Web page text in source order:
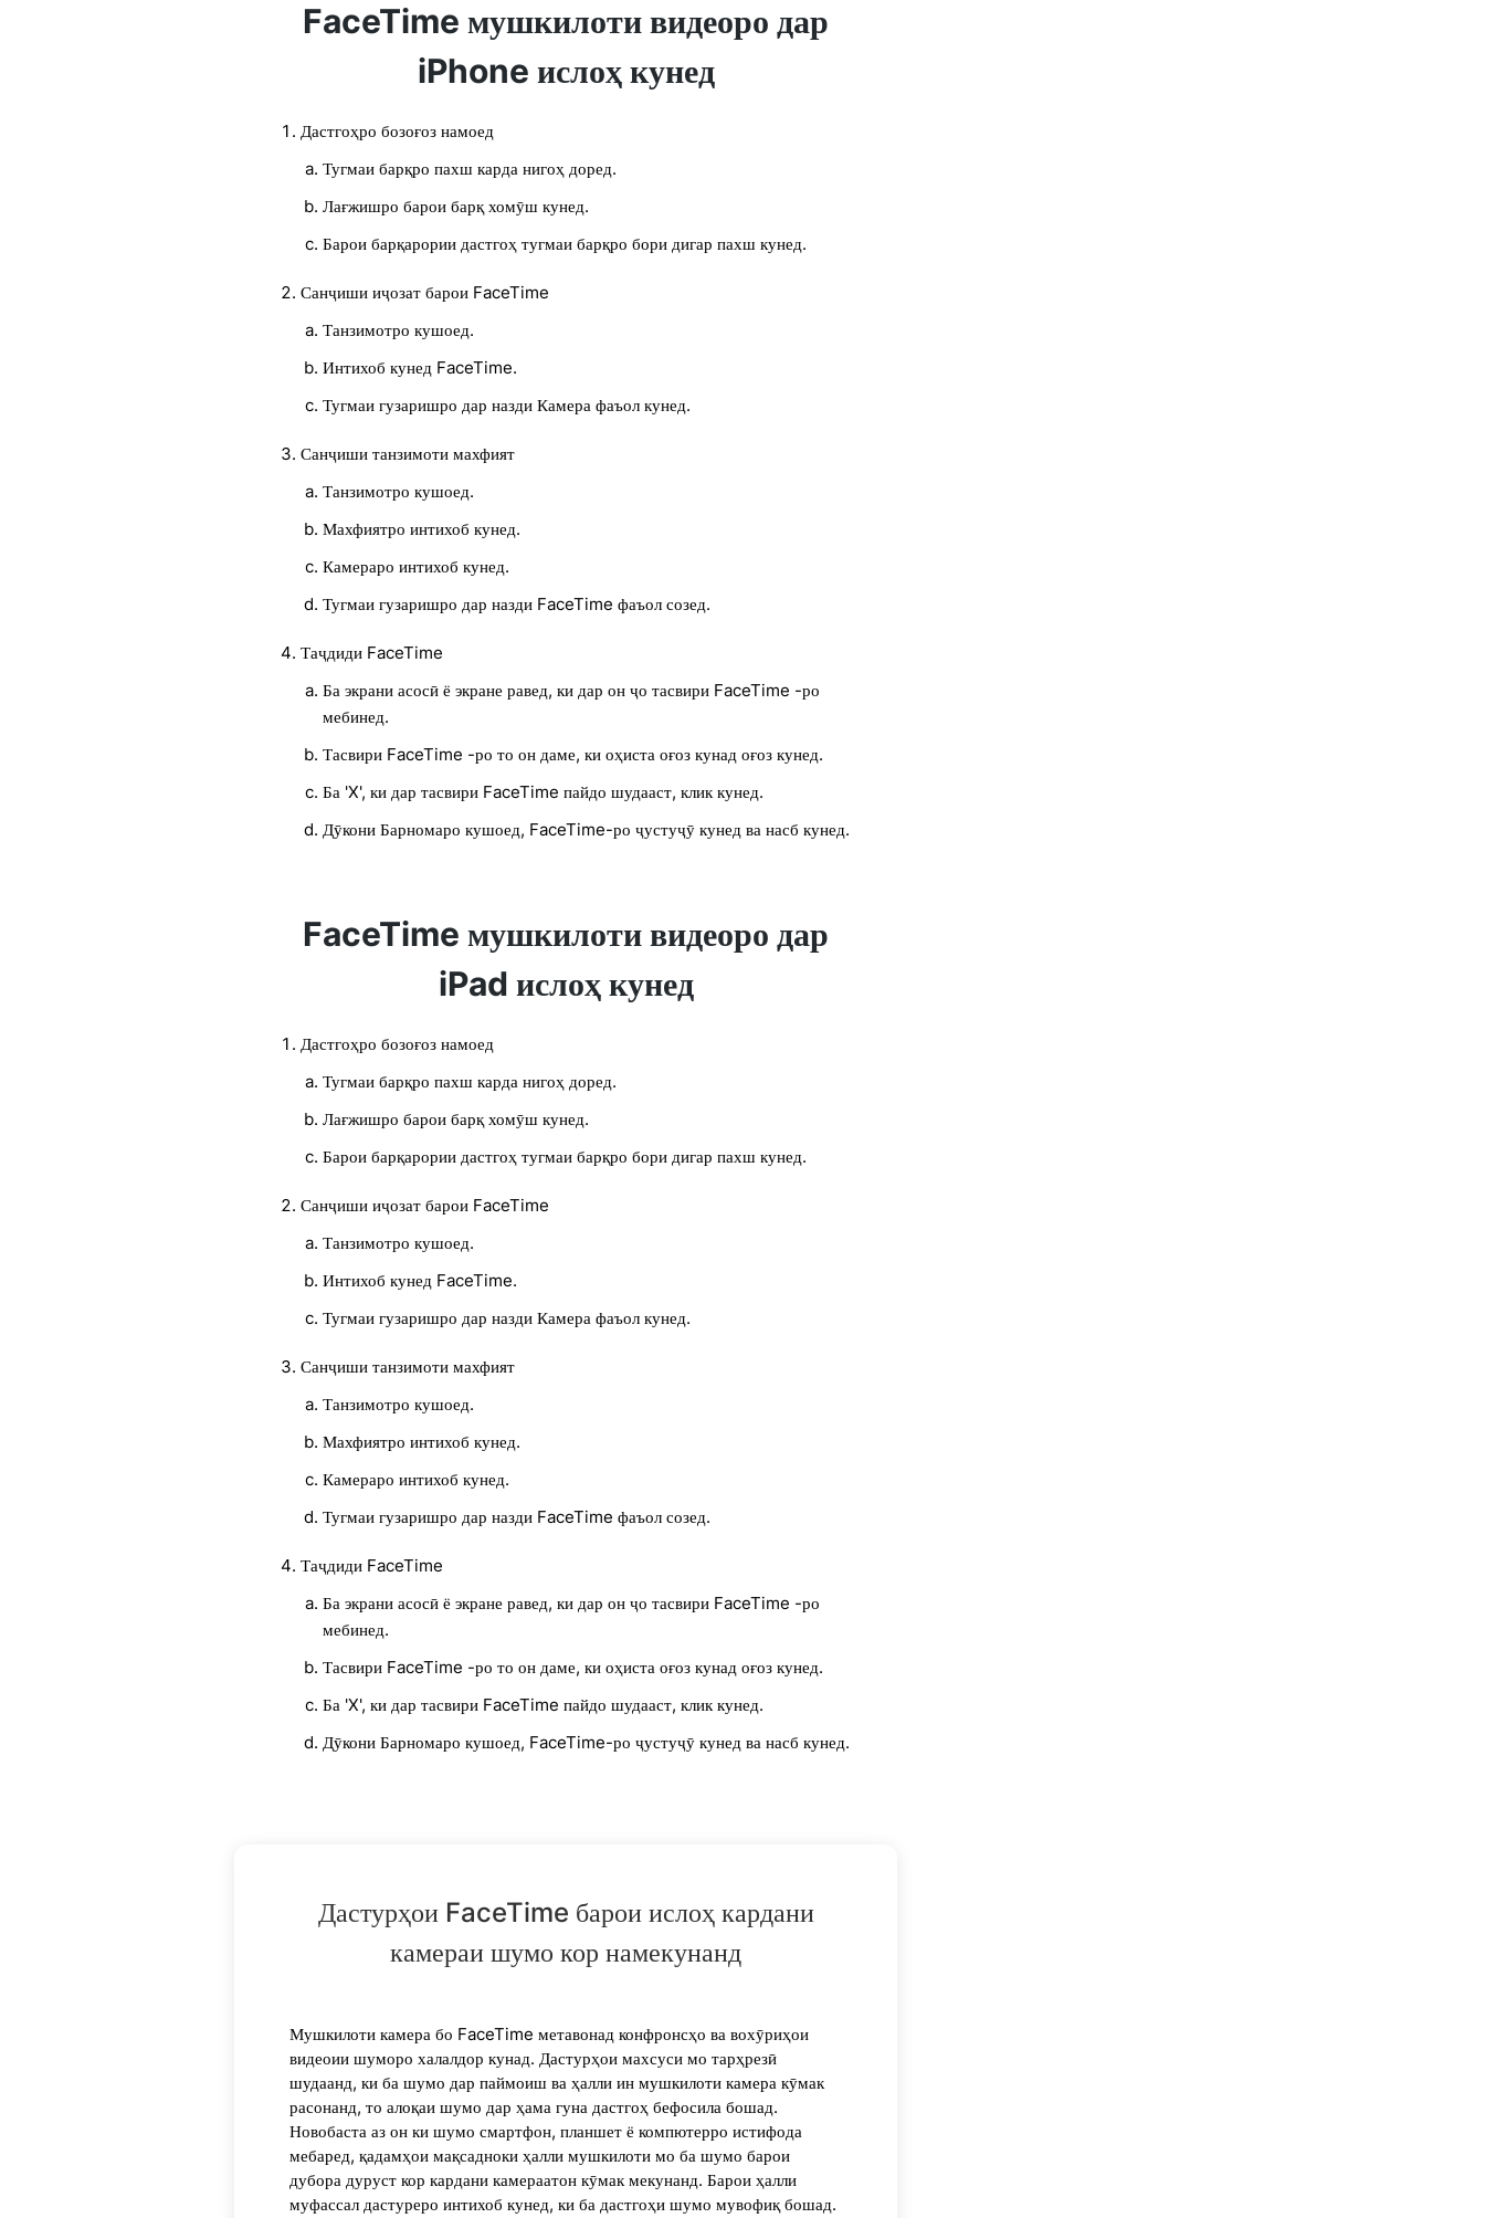
FaceTime мушкилоти видеоро дар
iPhone ислоҳ кунед
Дастгоҳро бозоғоз намоед
Тугмаи барқро пахш карда нигоҳ доред.
Лағжишро барои барқ хомӯш кунед.
Барои барқарории дастгоҳ тугмаи барқро бори дигар пахш кунед.
Санҷиши иҷозат барои FaceTime
Танзимотро кушоед.
Интихоб кунед FaceTime.
Тугмаи гузаришро дар назди Камера фаъол кунед.
Санҷиши танзимоти махфият
Танзимотро кушоед.
Махфиятро интихоб кунед.
Камераро интихоб кунед.
Тугмаи гузаришро дар назди FaceTime фаъол созед.
Таҷдиди FaceTime
Ба экрани асосӣ ё экране равед, ки дар он ҷо тасвири FaceTime -ро
мебинед.
Тасвири FaceTime -ро то он даме, ки оҳиста оғоз кунад оғоз кунед.
Ба 'X', ки дар тасвири FaceTime пайдо шудааст, клик кунед.
Дӯкони Барномаро кушоед, FaceTime-ро ҷустуҷӯ кунед ва насб кунед.
FaceTime мушкилоти видеоро дар
iPad ислоҳ кунед
Дастгоҳро бозоғоз намоед
Тугмаи барқро пахш карда нигоҳ доред.
Лағжишро барои барқ хомӯш кунед.
Барои барқарории дастгоҳ тугмаи барқро бори дигар пахш кунед.
Санҷиши иҷозат барои FaceTime
Танзимотро кушоед.
Интихоб кунед FaceTime.
Тугмаи гузаришро дар назди Камера фаъол кунед.
Санҷиши танзимоти махфият
Танзимотро кушоед.
Махфиятро интихоб кунед.
Камераро интихоб кунед.
Тугмаи гузаришро дар назди FaceTime фаъол созед.
Таҷдиди FaceTime
Ба экрани асосӣ ё экране равед, ки дар он ҷо тасвири FaceTime -ро
мебинед.
Тасвири FaceTime -ро то он даме, ки оҳиста оғоз кунад оғоз кунед.
Ба 'X', ки дар тасвири FaceTime пайдо шудааст, клик кунед.
Дӯкони Барномаро кушоед, FaceTime-ро ҷустуҷӯ кунед ва насб кунед.
Дастурҳои FaceTime барои ислоҳ кардани
камераи шумо кор намекунанд
Мушкилоти камера бо FaceTime метавонад конфронсҳо ва вохӯриҳои
видеоии шуморо халалдор кунад. Дастурҳои махсуси мо тарҳрезӣ
шудаанд, ки ба шумо дар паймоиш ва ҳалли ин мушкилоти камера кӯмак
расонанд, то алоқаи шумо дар ҳама гуна дастгоҳ бефосила бошад.
Новобаста аз он ки шумо смартфон, планшет ё компютерро истифода
мебаред, қадамҳои мақсадноки ҳалли мушкилоти мо ба шумо барои
дубора дуруст кор кардани камераатон кӯмак мекунанд. Барои ҳалли
муфассал дастуреро интихоб кунед, ки ба дастгоҳи шумо мувофиқ бошад.